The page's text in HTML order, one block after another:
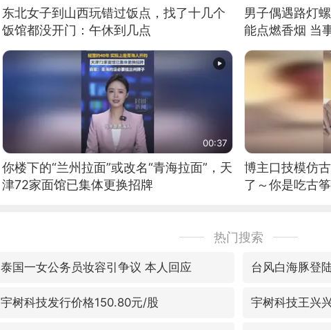
东北女子到山西玩错过饭点，找了十几个
饭馆都没开门：午休到几点
男子偶遇路灯
能点燃香烟 当
00:37
你楼下的“兰州拉面”或改名“青海拉面”，天
津72家面馆已集体更换招牌
博主口技模仿
了～你是吃古
热门搜索
泰国一女公务员妆容引争议 本人回应 台风白海豚登
宇树科技发行价格150.80元/股 宇树科技王兴